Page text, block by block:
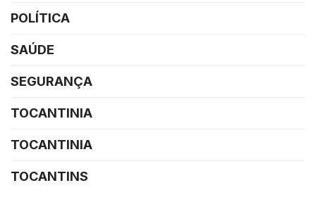
POLÍTICA
SAÚDE
SEGURANÇA
TOCANTINIA
TOCANTINIA
TOCANTINS